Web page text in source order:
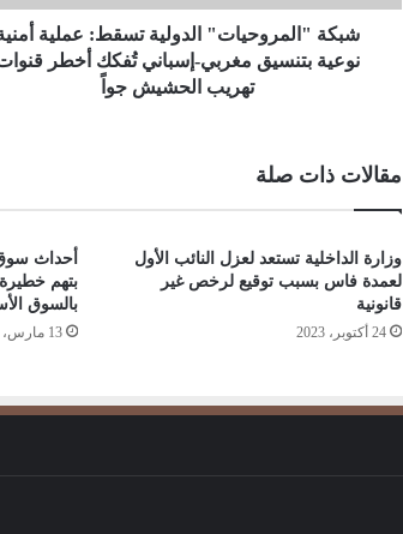
شبكة "المروحيات" الدولية تسقط: عملية
نوعية بتنسيق مغربي-إسباني تُفكك أخطر
تهريب الحشيش جواً
مقالات ذات صلة
وزارة الداخلية تستعد لعزل النائب الأول
لعمدة فاس بسبب توقيع لرخص غير
قانونية
24 أكتوبر، 2023
أحداث
بتهم
بالسوق
13 مارس، 2025